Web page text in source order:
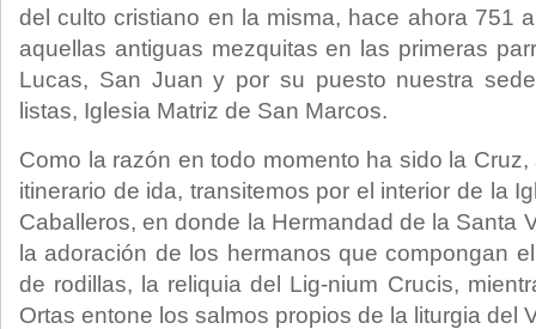
del culto cristiano en la misma, hace ahora 751
aquellas antiguas mezquitas en las primeras
Lucas, San Juan y por su puesto nuestra
listas, Iglesia Matriz de San Marcos.
Como la razón en todo momento ha sido la
itinerario de ida, transitemos por el interior de la
Caballeros, en donde la Hermandad de la Santa
la adoración de los hermanos que compongan
de rodillas, la reliquia del Lig-nium Crucis,
Ortas entone los salmos propios de la liturgia del